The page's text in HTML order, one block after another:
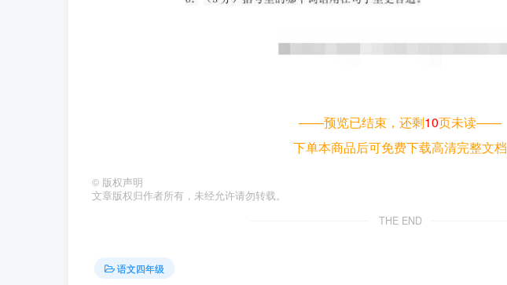
——预览已结束，还剩10页未读——
下单本商品后可免费下载高清完整文档
© 版权声明
文章版权归作者所有，未经允许请勿转载。
THE END
语文四年级